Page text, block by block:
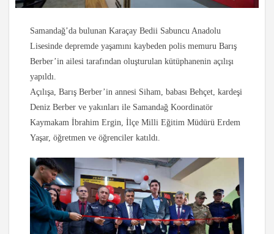
Samandağ’da bulunan Karaçay Bedii Sabuncu Anadolu
Lisesinde depremde yaşamını kaybeden polis memuru Barış
Berber’in ailesi tarafından oluşturulan kütüphanenin açılışı
yapıldı.
Açılışa, Barış Berber’in annesi Siham, babası Behçet, kardeşi
Deniz Berber ve yakınları ile Samandağ Koordinatör
Kaymakam İbrahim Ergin, İlçe Milli Eğitim Müdürü Erdem
Yaşar, öğretmen ve öğrenciler katıldı.